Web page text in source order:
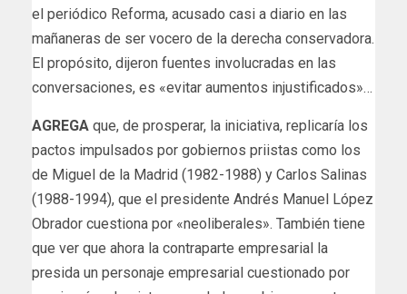
el periódico Reforma, acusado casi a diario en las
mañaneras de ser vocero de la derecha conservadora.
El propósito, dijeron fuentes involucradas en las
conversaciones, es «evitar aumentos injustificados»…
AGREGA que, de prosperar, la iniciativa, replicaría los
pactos impulsados por gobiernos priistas como los
de Miguel de la Madrid (1982-1988) y Carlos Salinas
(1988-1994), que el presidente Andrés Manuel López
Obrador cuestiona por «neoliberales». También tiene
que ver que ahora la contraparte empresarial la
presida un personaje empresarial cuestionado por